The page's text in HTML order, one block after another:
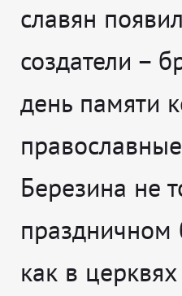
славян
создатели –
день памяти
Березина не
праздничном
как в